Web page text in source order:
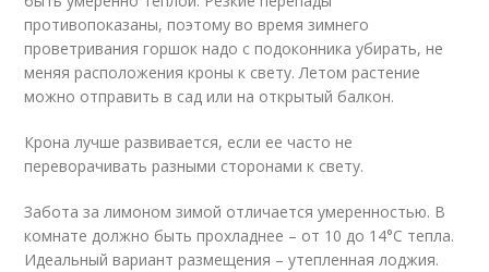
противопоказаны, поэтому во время зимнего
проветривания горшок надо с подоконника убирать, не
меняя расположения кроны к свету. Летом растение
можно отправить в сад или на открытый балкон.
Крона лучше развивается, если ее часто не
переворачивать разными сторонами к свету.
Забота за лимоном зимой отличается умеренностью. В
комнате должно быть прохладнее – от 10 до 14°C тепла.
Идеальный вариант размещения – утепленная лоджия.